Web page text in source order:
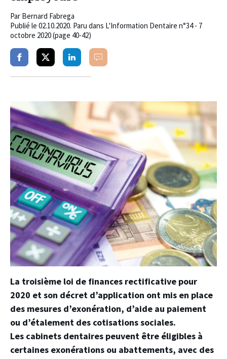
Par Bernard Fabrega
Publié le 02.10.2020. Paru dans L'Information Dentaire n°34 - 7
octobre 2020 (page 40-42)
PartagerPartagerPartagerCommenter
La troisième loi de finances rectificative pour
2020 et son décret d’application ont mis en place
des mesures d’exonération, d’aide au paiement
ou d’étalement des cotisations sociales.
Les cabinets dentaires peuvent être éligibles à
certaines exonérations ou abattements, avec des